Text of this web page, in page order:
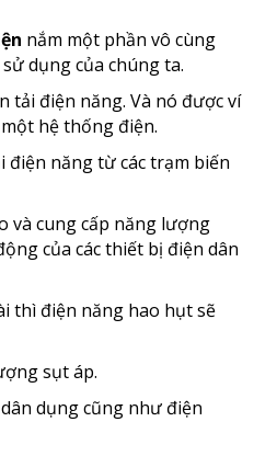
nắm một phần vô cùng
dụng của chúng ta.
tải điện năng. Và nó được ví
hệ thống điện.
năng từ các trạm biến
và cung cấp năng lượng
của các thiết bị điện dân
thì điện năng hao hụt sẽ
sụt áp.
dụng cũng như điện